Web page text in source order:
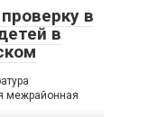
в
в
межрайонная